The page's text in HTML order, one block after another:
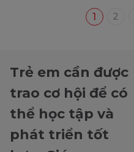
1 2
Trẻ em cần được
trao cơ hội để có
thể học tập và
phát triển tốt